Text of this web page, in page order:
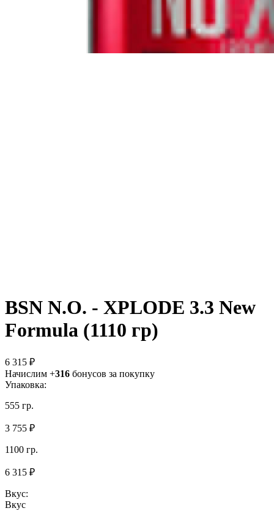
BSN N.O. - XPLODE 3.3 New
Formula (1110 гр)
6 315 ₽
Начислим +316 бонусов за покупку
Упаковка:
555 гр.
3 755 ₽
1100 гр.
6 315 ₽
Вкус:
Вкус